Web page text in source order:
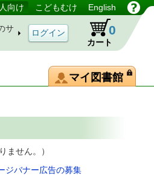
向け こどもむけ English
サ
カート
0
マイ図書館
ん。）
ジバナー広告の募集